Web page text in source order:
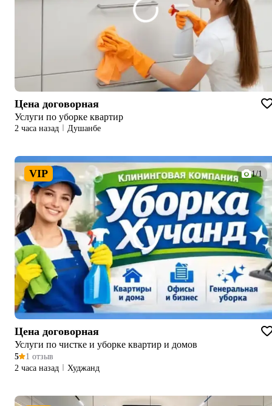
Цена договорная
Услуги по уборке квартир
2 часа назад Душанбе
VIP 1/1
Цена договорная
Услуги по чистке и уборке квартир и домов
5
1 отзыв
2 часа назад
Худжанд